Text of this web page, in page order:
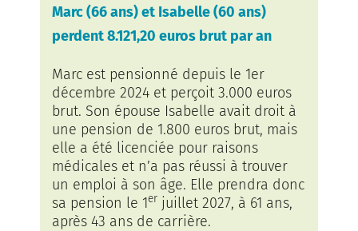
Marc (66 ans) et Isabelle (60 ans)
perdent 8.121,20 euros brut par an
Marc est pensionné depuis le 1er
décembre 2024 et perçoit 3.000 euros
brut. Son épouse Isabelle avait droit à
une pension de 1.800 euros brut, mais
elle a été licenciée pour raisons
médicales et n’a pas réussi à trouver
un emploi à son âge. Elle prendra donc
sa pension le 1er juillet 2027, à 61 ans,
après 43 ans de carrière.